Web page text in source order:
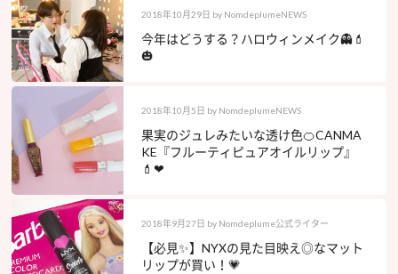
2018年10月29日 by NomdeplumeNEWS
今年はどうする？ハロウィンメイク👻💄
🎃
2018年10月5日 by NomdeplumeNEWS
果実のジュレみたいな透け色🍊CANMA
KE『フルーティピュアオイルリップ』
💄❤︎
2018年9月27日 by Nomdeplume公式ライター
【必見✨】NYXの見た目映え◎なマット
リップが買い！💗